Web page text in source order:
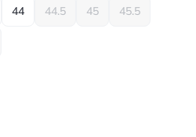
44 44.5 45 45.5